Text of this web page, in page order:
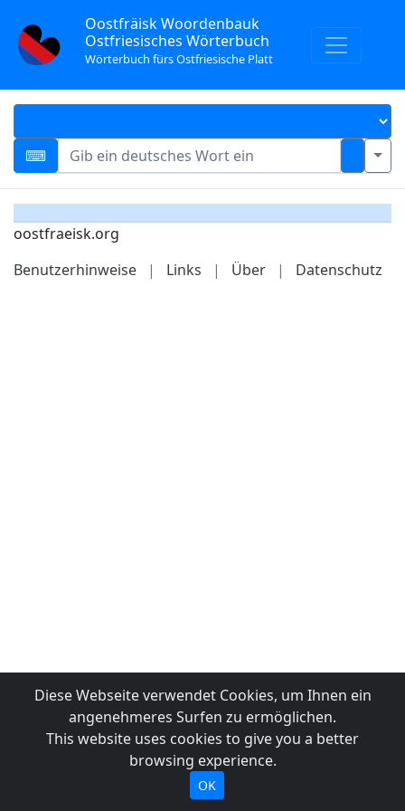
Oostfräisk Woordenbauk
Ostfriesisches Wörterbuch
Wörterbuch fürs Ostfriesische Platt
oostfraeisk.org
Benutzerhinweise
| Links | Über | Datenschutz
Diese Webseite verwendet Cookies, um Ihnen ein
angenehmeres Surfen zu ermöglichen.
This website uses cookies to give you a better
browsing experience.
OK